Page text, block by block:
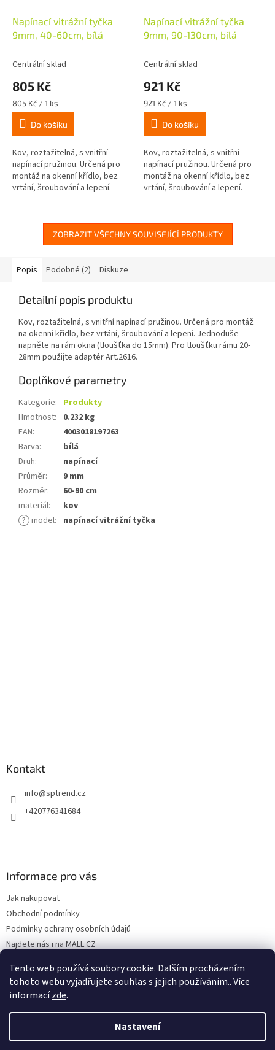
Tento web používá soubory cookie. Dalším procházením
tohoto webu vyjadřujete souhlas s jejich používáním.. Více
informacízde.
Nastavení
Napínací vitrážní tyčka
9mm, 40-60cm, bílá
Centrální sklad
805 Kč
Měrná
cena:
805 Kč / 1 ks
Do košíku
Kov, roztažitelná, s vnitřní
napínací pružinou. Určená pro
montáž na okenní křídlo, bez
vrtání, šroubování a lepení.
Napínací vitrážní tyčka
9mm, 90-130cm, bílá
Centrální sklad
921 Kč
Měrná
cena:
921 Kč / 1 ks
Do košíku
Kov, roztažitelná, s vnitřní
napínací pružinou. Určená pro
montáž na okenní křídlo, bez
vrtání, šroubování a lepení.
ZOBRAZIT VŠECHNY SOUVISEJÍCÍ PRODUKTY
Popis Podobné (2) Diskuze
Detailní popis produktu
Kov, roztažitelná, s vnitřní napínací pružinou. Určená pro montáž
na okenní křídlo, bez vrtání, šroubování a lepení. Jednoduše
napněte na rám okna (tloušťka do 15mm). Pro tloušťku rámu 20-
28mm použijte adaptér Art.2616.
Doplňkové parametry
Kategorie: Produkty
Hmotnost:
0.232 kg
EAN:
4003018197263
Barva:
bílá
Druh:
napínací
Průměr:
9 mm
Rozměr:
60-90 cm
materiál:
kov
? model: napínací vitrážní tyčka
Kontakt
info@sptrend.cz
+420776341684
Informace pro vás
Jak nakupovat
Obchodní podmínky
Podmínky ochrany osobních údajů
Najdete nás i na MALL.CZ
Formulář pro uplatnění reklamace
Vytvořil Shoptet